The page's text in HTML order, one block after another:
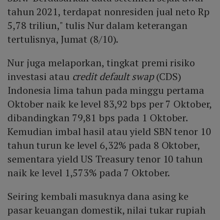
tahun 2021, terdapat nonresiden jual neto Rp
5,78 triliun," tulis Nur dalam keterangan
tertulisnya, Jumat (8/10).
Nur juga melaporkan, tingkat premi risiko
investasi atau credit default swap(CDS)
Indonesia lima tahun pada minggu pertama
Oktober naik ke level 83,92 bps per 7 Oktober,
dibandingkan 79,81 bps pada 1 Oktober.
Kemudian imbal hasil atau yield SBN tenor 10
tahun turun ke level 6,32% pada 8 Oktober,
sementara yield US Treasury tenor 10 tahun
naik ke level 1,573% pada 7 Oktober.
Seiring kembali masuknya dana asing ke
pasar keuangan domestik, nilai tukar rupiah